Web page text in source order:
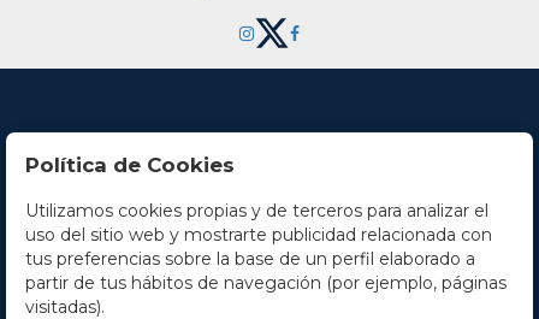
Contacto
Horario
La empresa
Política de Cookies
Utilizamos cookies propias y de terceros para analizar el
uso del sitio web y mostrarte publicidad relacionada con
tus preferencias sobre la base de un perfil elaborado a
partir de tus hábitos de navegación (por ejemplo, páginas
visitadas).